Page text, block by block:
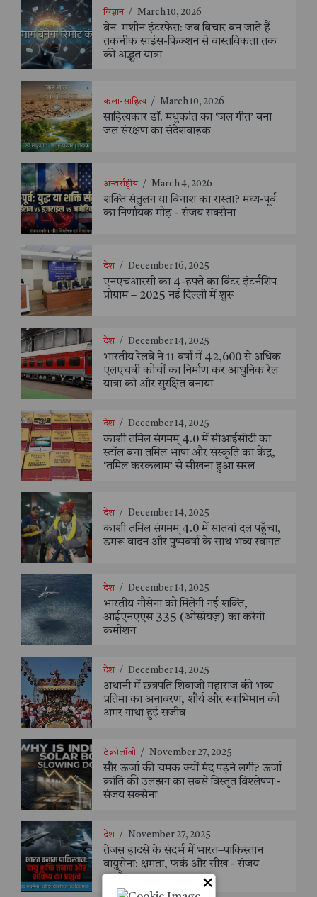
विज्ञान / March 10, 2026
ब्रेन–मशीन इंटरफेस: जब विचार बन जाते हैं
तकनीक साइंस-फिक्शन से वास्तविकता तक
की अद्भुत यात्रा
कला-साहित्य / March 10, 2026
साहित्यकार डॉ. मधुकांत का ‘जल गीत’ बना
जल संरक्षण का संदेशवाहक
अन्तर्राष्ट्रीय / March 4, 2026
शक्ति संतुलन या विनाश का रास्ता? मध्य-पूर्व
का निर्णायक मोड़ - संजय सक्सैना
देश / December 16, 2025
एनएचआरसी का 4-हफ्ते का विंटर इंटर्नशिप
प्रोग्राम – 2025 नई दिल्ली में शुरू
देश / December 14, 2025
भारतीय रेलवे ने 11 वर्षों में 42,600 से अधिक
एलएचबी कोचों का निर्माण कर आधुनिक रेल
यात्रा को और सुरक्षित बनाया
देश / December 14, 2025
काशी तमिल संगमम् 4.0 में सीआईसीटी का
स्टॉल बना तमिल भाषा और संस्कृति का केंद्र,
‘तमिल करकलाम’ से सीखना हुआ सरल
देश / December 14, 2025
काशी तमिल संगमम् 4.0 में सातवां दल पहुँचा,
डमरू वादन और पुष्पवर्षा के साथ भव्य स्वागत
देश / December 14, 2025
भारतीय नौसेना को मिलेगी नई शक्ति,
आईएनएएस 335 (ओस्प्रेयज़) का करेगी
कमीशन
देश / December 14, 2025
अथानी में छत्रपति शिवाजी महाराज की भव्य
प्रतिमा का अनावरण, शौर्य और स्वाभिमान की
अमर गाथा हुई सजीव
टेक्नोलॉजी / November 27, 2025
सौर ऊर्जा की चमक क्यों मंद पड़ने लगी? ऊर्जा
क्रांति की उलझन का सबसे विस्तृत विश्लेषण -
संजय सक्सेना
देश / November 27, 2025
तेजस हादसे के संदर्भ में भारत–पाकिस्तान
वायुसेना: क्षमता, फर्क और सीख - संजय
सक्सैना
×